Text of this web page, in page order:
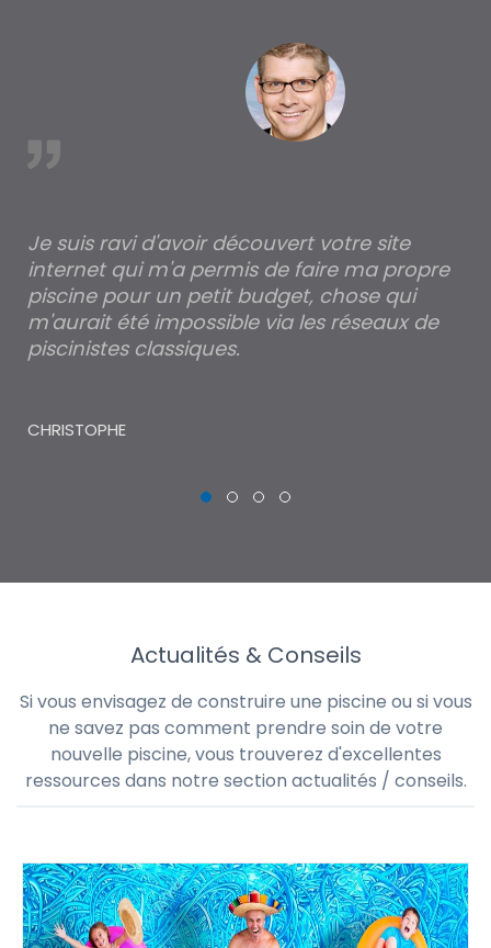
Je suis ravi d'avoir découvert votre site
internet qui m'a permis de faire ma propre
piscine pour un petit budget, chose qui
m'aurait été impossible via les réseaux de
piscinistes classiques.
CHRISTOPHE
Actualités & Conseils
Si vous envisagez de construire une piscine ou si vous
ne savez pas comment prendre soin de votre
nouvelle piscine, vous trouverez d'excellentes
ressources dans notre section actualités / conseils.